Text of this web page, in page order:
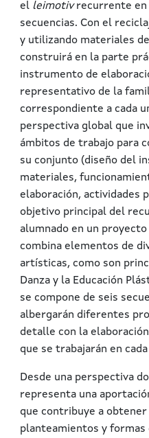
el leimotivrecurrente
secuencias. Con el
y utilizando materiales
construirá en la parte
instrumento de
representativo de la
correspondiente a cada
perspectiva global que
ámbitos de trabajo para
su conjunto (diseño del
materiales,
elaboración, actividades
objetivo principal del
alumnado en un
combina elementos de
artísticas, como son
Danza y la Educación
se compone de seis
albergarán diferentes
detalle con la
que se trabajarán en
Desde una perspectiva
representa una
que contribuye a
planteamientos y